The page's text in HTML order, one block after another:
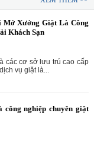
Xưởng Giặt Là Công
Khách Sạn
các cơ sở lưu trú cao cấp
vụ giặt là...
nghiệp chuyên giặt